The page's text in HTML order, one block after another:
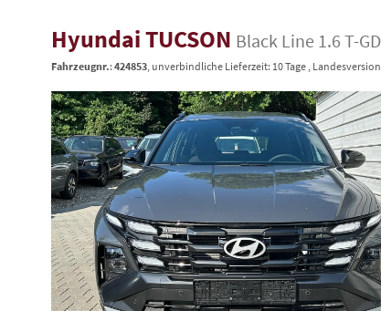
Hyundai TUCSON Black Line 1.6 T-
Fahrzeugnr.: 424853 , unverbindliche Lieferzeit: 10 Tage ,